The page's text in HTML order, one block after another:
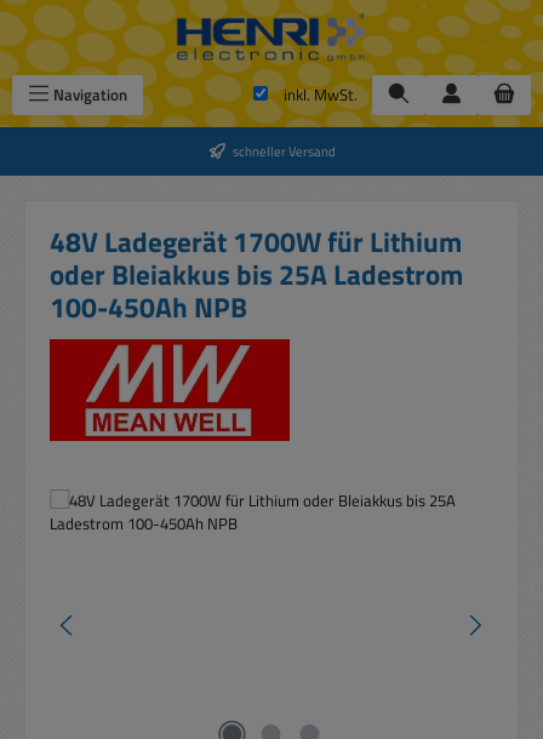
Zum Hauptinhalt springen
Navigation inkl. MwSt.
schneller Versand
48V Ladegerät 1700W für Lithium
oder Bleiakkus bis 25A Ladestrom
100-450Ah NPB
Bildergalerie überspringen